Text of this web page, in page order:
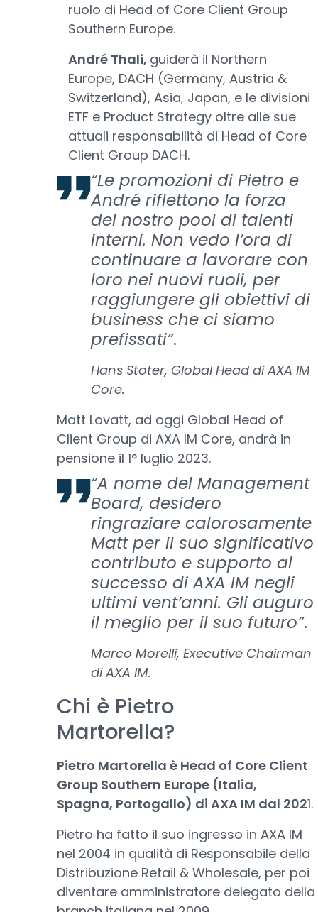
ruolo di Head of Core Client Group
Southern Europe.
André Thali, guiderà il Northern
Europe, DACH (Germany, Austria &
Switzerland), Asia, Japan, e le divisioni
ETF e Product Strategy oltre alle sue
attuali responsabilità di Head of Core
Client Group DACH.
“Le promozioni di Pietro e
André riflettono la forza
del nostro pool di talenti
interni. Non vedo l’ora di
continuare a lavorare con
loro nei nuovi ruoli, per
raggiungere gli obiettivi di
business che ci siamo
prefissati”.
Hans Stoter, Global Head di AXA IM
Core.
Matt Lovatt, ad oggi Global Head of
Client Group di AXA IM Core, andrà in
pensione il 1° luglio 2023.
“A nome del Management
Board, desidero
ringraziare calorosamente
Matt per il suo significativo
contributo e supporto al
successo di AXA IM negli
ultimi vent’anni. Gli auguro
il meglio per il suo futuro”.
Marco Morelli, Executive Chairman
di AXA IM.
Chi è Pietro
Martorella?
Pietro Martorella è Head of Core Client
Group Southern Europe (Italia,
Spagna, Portogallo) di AXA IM dal 2021.
Pietro ha fatto il suo ingresso in AXA IM
nel 2004 in qualità di Responsabile della
Distribuzione Retail & Wholesale, per poi
diventare amministratore delegato della